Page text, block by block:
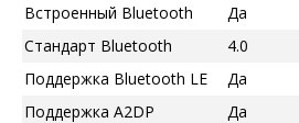
Встроенный Bluetooth Да
Стандарт Bluetooth
4.0
Поддержка Bluetooth LE
Да
Поддержка A2DP
Да